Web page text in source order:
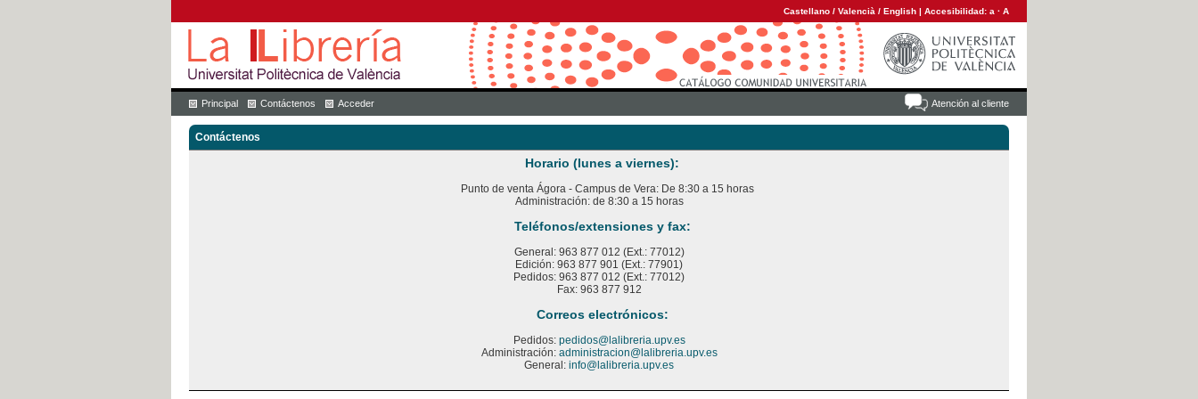
Castellano / Valencià / English | Accesibilidad: a · A
Atención al cliente
Principal Contáctenos Acceder
Contáctenos
Horario (lunes a viernes):
Punto de venta Ágora - Campus de Vera: De 8:30 a 15 horas
Administración: de 8:30 a 15 horas
Teléfonos/extensiones y fax:
General: 963 877 012 (Ext.: 77012)
Edición: 963 877 901 (Ext.: 77901)
Pedidos: 963 877 012 (Ext.: 77012)
Fax: 963 877 912
Correos electrónicos:
Pedidos: pedidos@lalibreria.upv.es
Administración: administracion@lalibreria.upv.es
General: info@lalibreria.upv.es